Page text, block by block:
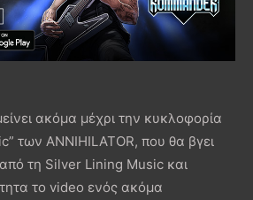
ακόμα μέχρι την κυκλοφορία
των ANNIHILATOR, που θα βγει
τη Silver Lining Music και
το video ενός ακόμα